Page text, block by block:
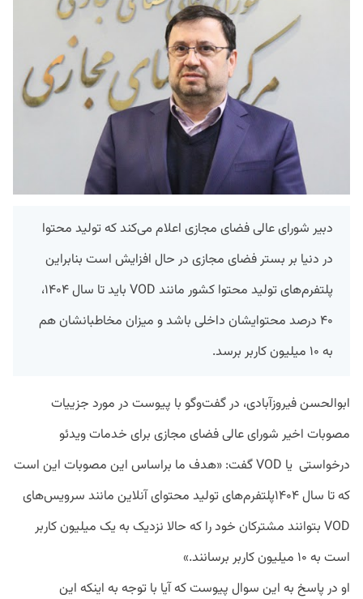
دبیر شورای عالی فضای مجازی اعلام می‌کند که تولید محتوا
در دنیا بر بستر فضای مجازی در حال افزایش است بنابراین
پلتفرم‌های تولید محتوا کشور مانند VOD باید تا سال ۱۴۰۴،
۴۰ درصد محتوایشان داخلی باشد و میزان مخاطبانشان هم
به ۱۰ میلیون کاربر برسد.
ابوالحسن فیروزآبادی، در گفت‌وگو با پیوست در مورد جزییات
مصوبات اخیر شورای عالی فضای مجازی برای خدمات ویدئو
درخواستی یا VOD گفت:‌ «هدف ما براساس این مصوبات این است
که تا سال ۱۴۰۴پلتفرم‌های تولید محتوای آنلاین مانند سرویس‌های
VOD بتوانند مشترکان خود را که حالا نزدیک به یک میلیون کاربر
است به ۱۰ میلیون کاربر برسانند.»
او در پاسخ به این سوال پیوست که آیا با توجه به اینکه این